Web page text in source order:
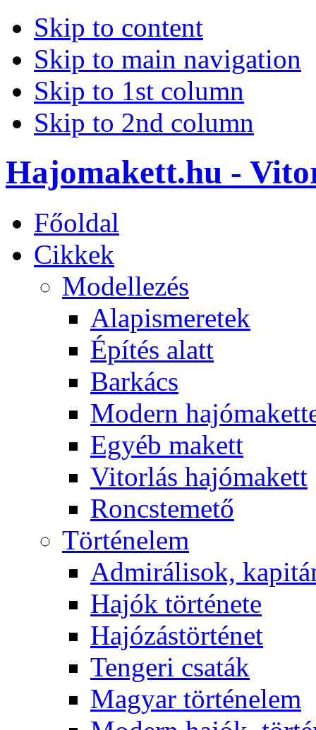
Skip to content
Skip to main navigation
Skip to 1st column
Skip to 2nd column
Hajomakett.hu -
Főoldal
Cikkek
Modellezés
Alapismeretek
Építés alatt
Barkács
Modern
Egyéb makett
Vitorlás hajómakett
Roncstemető
Történelem
Admirálisok,
Hajók története
Hajózástörténet
Tengeri csaták
Magyar történelem